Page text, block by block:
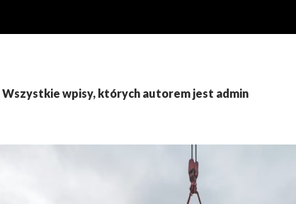
Wszystkie wpisy, których autorem jest admin